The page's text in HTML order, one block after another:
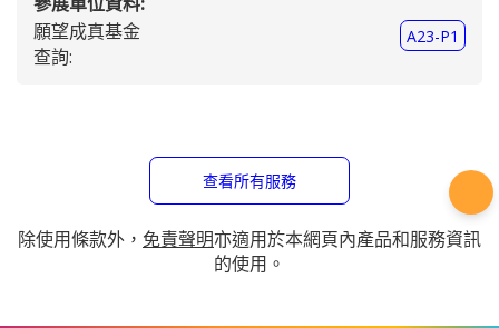
A23-P1
願望成真基金
查詢:
查看所有服務
除使用條款外， 免責聲明亦適用於本網頁內產品和服務資訊
的使用。